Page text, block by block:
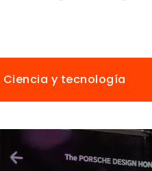
Ciencia y tecnología